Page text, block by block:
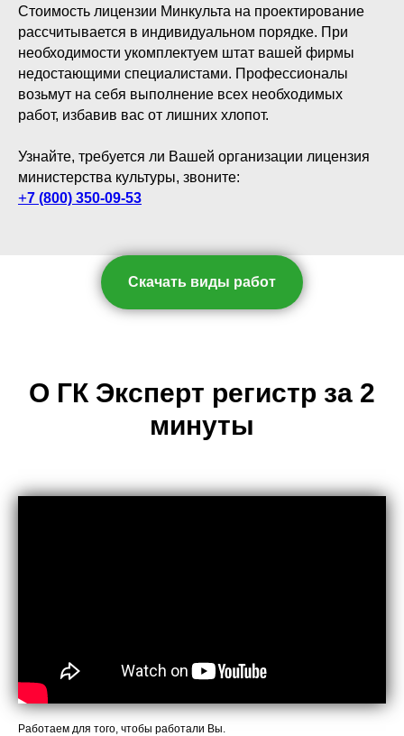
Стоимость лицензии Минкульта на проектирование
рассчитывается в индивидуальном порядке. При
необходимости укомплектуем штат вашей фирмы
недостающими специалистами. Профессионалы
возьмут на себя выполнение всех необходимых
работ, избавив вас от лишних хлопот.
Узнайте, требуется ли Вашей организации лицензия
министерства культуры, звоните:
+7 (800) 350-09-53
Скачать виды работ
О ГК Эксперт регистр за 2
минуты
Работаем для того, чтобы работали Вы.